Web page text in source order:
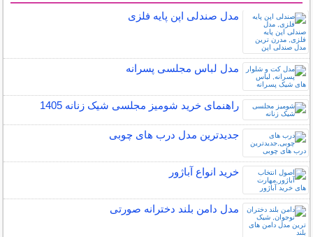
مدل صندلی اپن پایه فلزی
مدل لباس مجلسی پسرانه
راهنمای خرید شومیز مجلسی شیک زنانه 1405
جدیدترین مدل درب های چوبی
خرید انواع آباژور
مدل دامن بلند دخترانه صورتی